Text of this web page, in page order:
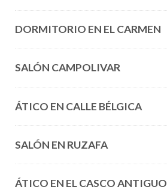
DORMITORIO EN EL CARMEN
SALÓN CAMPOLIVAR
ÁTICO EN CALLE BÉLGICA
SALÓN EN RUZAFA
ÁTICO EN EL CASCO ANTIGUO